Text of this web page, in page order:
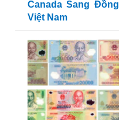
Canada Sang Đồng
Việt Nam